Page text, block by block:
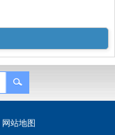
网站地图